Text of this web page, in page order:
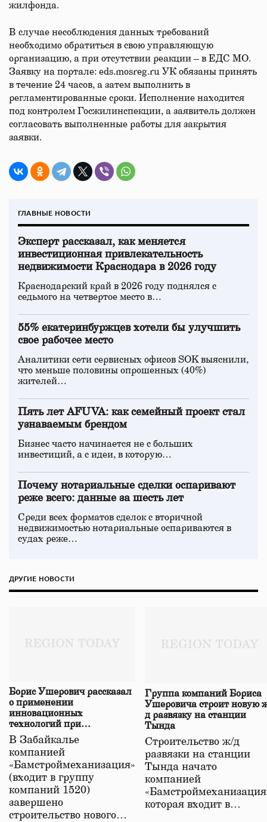
жилфонда.
В случае несоблюдения данных требований
необходимо обратиться в свою управляющую
организацию, а при отсутствии реакции – в ЕДС МО.
Заявку на портале: eds.mosreg.ru УК обязаны принять
в течение 24 часов, а затем выполнить в
регламентированные сроки. Исполнение находится
под контролем Госжилинспекции, а заявитель должен
согласовать выполненные работы для закрытия
заявки.
ГЛАВНЫЕ НОВОСТИ
Эксперт рассказал, как меняется
инвестиционная привлекательность
недвижимости Краснодара в 2026 году
Краснодарский край в 2026 году поднялся с
седьмого на четвертое место в…
55% екатеринбуржцев хотели бы улучшить
свое рабочее место
Аналитики сети сервисных офисов SOK выяснили,
что меньше половины опрошенных (40%)
жителей…
Пять лет AFUVA: как семейный проект стал
узнаваемым брендом
Бизнес часто начинается не с больших
инвестиций, а с идеи, в которую…
Почему нотариальные сделки оспаривают
реже всего: данные за шесть лет
Среди всех форматов сделок с вторичной
недвижимостью нотариальные оспариваются в
судах реже…
ДРУГИЕ НОВОСТИ
Борис Ушерович рассказал
о применении
инновационных
технологий при
строительстве нового моста
в Забайкалье
В Забайкалье
компанией
«Бамстроймеханизация»
(входит в группу
компаний 1520)
завершено
строительство нового…
Группа компаний Бориса
Ушеровича строит новую
д развязку на станции
Тында
Строительство ж/д
развязки на станции
Тында начато
компанией
которая входит в…